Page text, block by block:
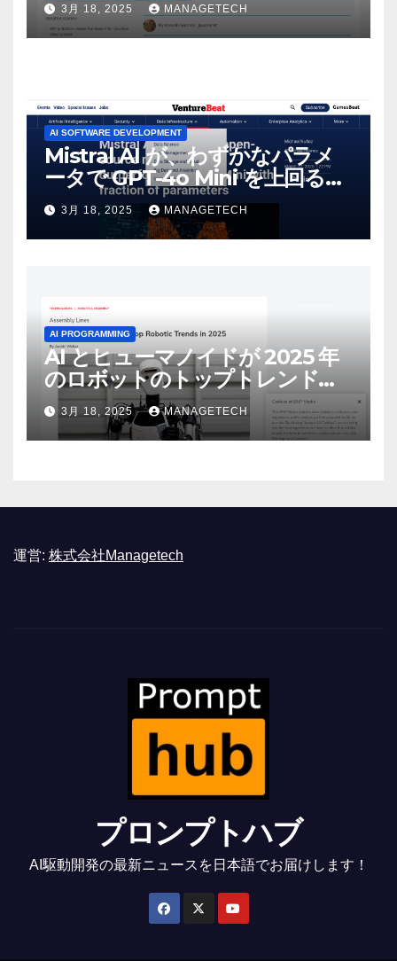
3月 18, 2025 MANAGETECH
AI SOFTWARE DEVELOPMENT
Mistral AI が、わずかなパラメ
ータで GPT-4o Mini を上回る新
しいオープンソース モデルをリ
リース | VentureBeat
3月 18, 2025 MANAGETECH
AI PROGRAMMING
AI とヒューマノイドが 2025 年
のロボットのトップトレンドに |
ASSEMBLY
3月 18, 2025 MANAGETECH
運営: 株式会社Managetech
プロンプトハブ
AI駆動開発の最新ニュースを日本語でお届けします！